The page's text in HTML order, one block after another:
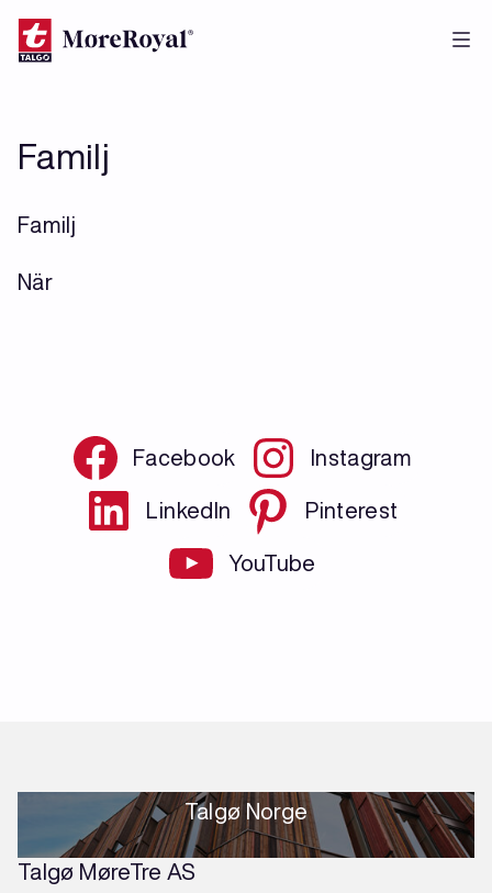
Skip
to
Familj
Familj
När
Facebook Instagram
LinkedIn Pinterest
YouTube
Talgø Norge
Talgø MøreTre AS